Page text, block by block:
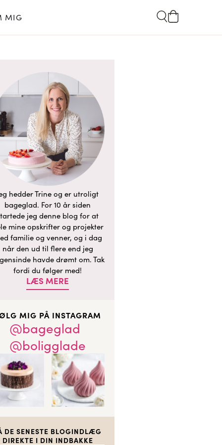
MIG
hedder Trine og er utroligt
bageglad. For 10 år siden
jeg denne blog for at
mine opskrifter og projekter
familie og venner, og i dag
når den ud til flere end jeg
havde drømt om. Tak
fordi du følger med!
LÆS MERE
MIG PÅ INSTAGRAM
@bageglad
@boligglade
DE SENESTE BLOGINDLÆG
DIREKTE I DIN INDBAKKE